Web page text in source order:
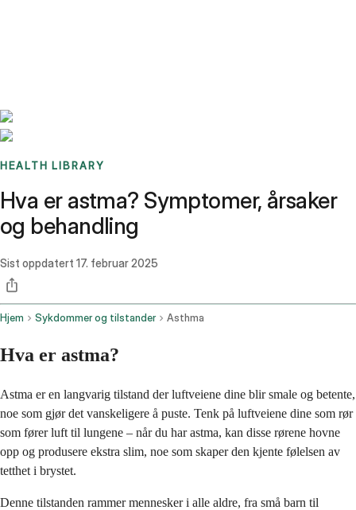
HEALTH LIBRARY
Hva er astma? Symptomer, årsaker
og behandling
Sist oppdatert 17. februar 2025
Hjem Sykdommer og tilstander Asthma
Hva er astma?
Astma er en langvarig tilstand der luftveiene dine blir smale og betente,
noe som gjør det vanskeligere å puste. Tenk på luftveiene dine som rør
som fører luft til lungene – når du har astma, kan disse rørene hovne
opp og produsere ekstra slim, noe som skaper den kjente følelsen av
tetthet i brystet.
Denne tilstanden rammer mennesker i alle aldre, fra små barn til